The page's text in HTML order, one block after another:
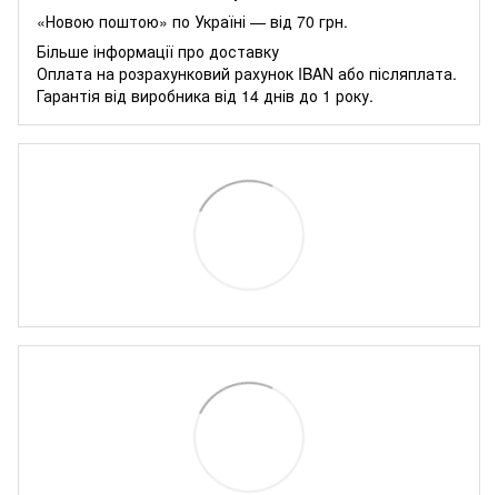
«Новою поштою» по Україні — від 70 грн.
Більше інформації про доставку
Оплата на розрахунковий рахунок IBAN або післяплата.
Гарантія від виробника від 14 днів до 1 року.